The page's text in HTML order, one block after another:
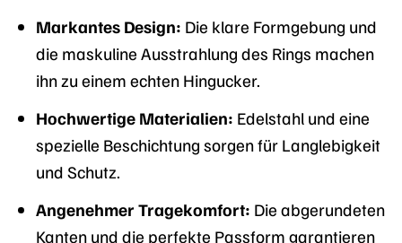
Markantes Design: Die klare Formgebung und
die maskuline Ausstrahlung des Rings machen
ihn zu einem echten Hingucker.
Hochwertige Materialien: Edelstahl und eine
spezielle Beschichtung sorgen für Langlebigkeit
und Schutz.
Angenehmer Tragekomfort: Die abgerundeten
Kanten und die perfekte Passform garantieren